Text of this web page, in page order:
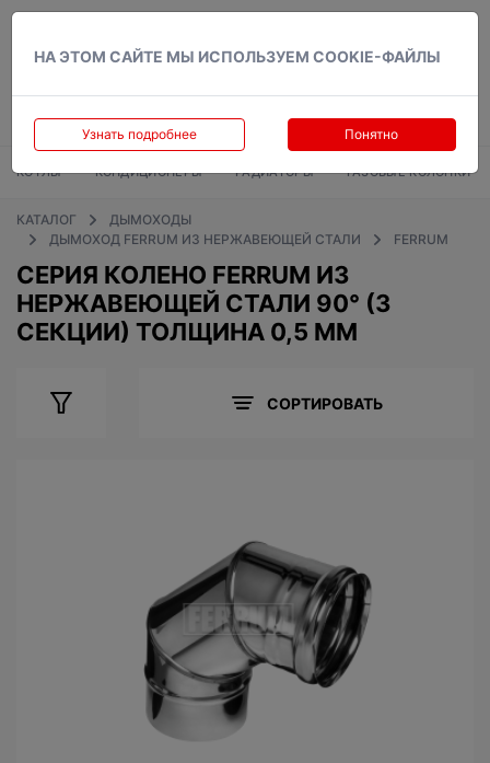
НА ЭТОМ САЙТЕ МЫ ИСПОЛЬЗУЕМ COOKIE-ФАЙЛЫ
Узнать подробнее Понятно
КОТЛЫ КОНДИЦИОНЕРЫ РАДИАТОРЫ ГАЗОВЫЕ КОЛОНКИ
КАТАЛОГ
ДЫМОХОДЫ
ДЫМОХОД FERRUM ИЗ НЕРЖАВЕЮЩЕЙ СТАЛИ
FERRUM
СЕРИЯ КОЛЕНО FERRUM ИЗ
НЕРЖАВЕЮЩЕЙ СТАЛИ 90° (3
СЕКЦИИ) ТОЛЩИНА 0,5 ММ
СОРТИРОВАТЬ